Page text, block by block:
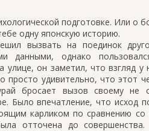
подготовке. Или о
одну японскую историю.
вызвать на поединок
данными, однако
улице, он заметил, что взгляд у
просто удивительно, что этот
бросает вызов своему не
Было впечатление, что исход
карликом по сравнению
отточена до совершенства.